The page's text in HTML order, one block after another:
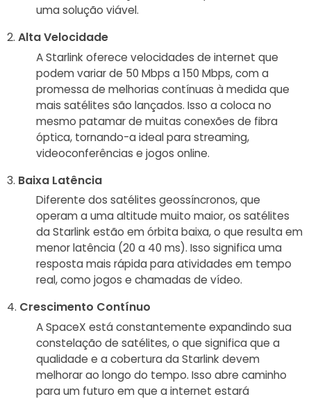
uma solução viável.
Alta Velocidade
A Starlink oferece velocidades de internet que
podem variar de 50 Mbps a 150 Mbps, com a
promessa de melhorias contínuas à medida que
mais satélites são lançados. Isso a coloca no
mesmo patamar de muitas conexões de fibra
óptica, tornando-a ideal para streaming,
videoconferências e jogos online.
Baixa Latência
Diferente dos satélites geossíncronos, que
operam a uma altitude muito maior, os satélites
da Starlink estão em órbita baixa, o que resulta em
menor latência (20 a 40 ms). Isso significa uma
resposta mais rápida para atividades em tempo
real, como jogos e chamadas de vídeo.
Crescimento Contínuo
A SpaceX está constantemente expandindo sua
constelação de satélites, o que significa que a
qualidade e a cobertura da Starlink devem
melhorar ao longo do tempo. Isso abre caminho
para um futuro em que a internet estará